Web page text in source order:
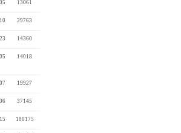
13061
29763
14360
14018
19927
37145
180175